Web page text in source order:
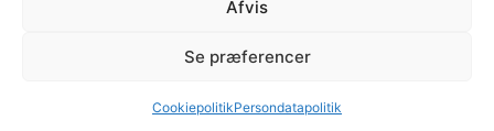
Afvis
Se præferencer
CookiepolitikPersondatapolitik
Kunde login